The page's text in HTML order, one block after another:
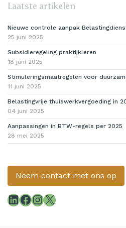
Laatste artikelen
Nieuwe controle aanpak
25 juni 2025
Subsidieregeling praktijkleren
18 juni 2025
Stimuleringsmaatregelen voor
11 juni 2025
Belastingvrije thuiswerkvergoeding in
04 juni 2025
Aanpassingen in BTW-regels per 2025
28 mei 2025
Neem contact met ons op
LinkedIn
Facebook
Instagram
X